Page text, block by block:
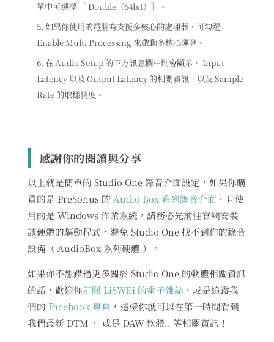
單中可選擇 ［ Double（64bit）］。
如果你使用的電腦有支援多核心的處理器，可勾選
Enable Multi Processing 來啟動多核心運算。
在 Audio Setup 的下方訊息欄中則會顯示， Input
Latency 以及 Output Latency 的相關資訊，以及 Sample
Rate 的取樣精度。
感謝你的閱讀與分享
以上就是簡單的 Studio One 錄音介面設定，如果你購
買的是 PreSonus 的 Audio Box 系列錄音介面 ，且使
用的是 Windows 作業系統，請務必先前往官網安裝
該硬體的驅動程式，避免 Studio One 找不到你的錄音
設備（ AudioBox 系列硬體 ）。
如果你不想錯過更多關於 Studio One 的軟體相關資訊
的話，歡迎你訂閱 LiSWEi 的電子雜誌 、或是追蹤我
們的 Facebook 專頁 ，這樣你就可以在第一時間看到
我們最新 DTM 、 或是 DAW 軟體.. 等相關資訊！